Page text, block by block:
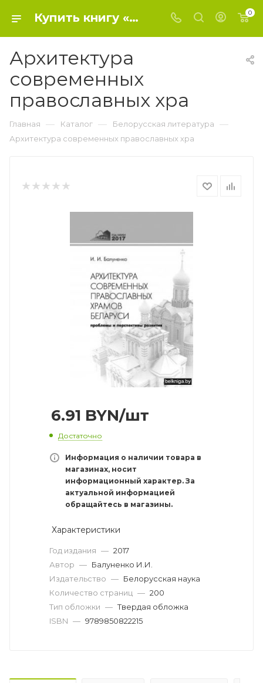
Купить книгу «Архитектура современных православных хра» 2017, Балуненко И.И. - Белорусская литература 0
Архитектура
современных
православных хра
Главная — Каталог — Белорусская литература —
Архитектура современных православных хра
6.91 BYN/шт
Достаточно
Информация о наличии товара в
магазинах, носит
информационный характер. За
актуальной информацией
обращайтесь в магазины.
Характеристики
Год издания — 2017
Автор — Балуненко И.И.
Издательство — Белорусская наука
Количество страниц — 200
Тип обложки — Твердая обложка
ISBN — 9789850822215